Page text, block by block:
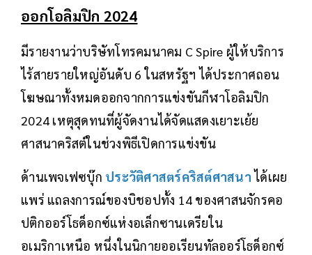
ออกโอลิมปิก 2024
มีรายงานว่าบริษัทโทรคมนาคม C Spire ผู้ให้บริการ
ไร้สายรายใหญ่อันดับ 6 ในสหรัฐฯ ได้ประกาศถอน
โฆษณาทั้งหมดออกจากการแข่งขันกีฬาโอลิมปิก
2024 เหตุสุดทนที่ผู้จัดงานได้จัดแสดงเยาะเย้ย
ศาสนาคริสต์ในช่วงพิธีเปิดการแข่งขัน
ด้านเพจเฟซบุ๊ก ประวัติศาสตร์คริสต์ศาสนา ได้เผย
แพร่ แถลงการณ์ของบิชอปทั้ง 14 ของศาสนจักรคอ
ปติกออร์โธด็อกซ์แห่งอเล็กซานเดรียใน
อเมริกาเหนือ หนึ่งในนิกายออเรียนทัลออร์โธด็อกซ์